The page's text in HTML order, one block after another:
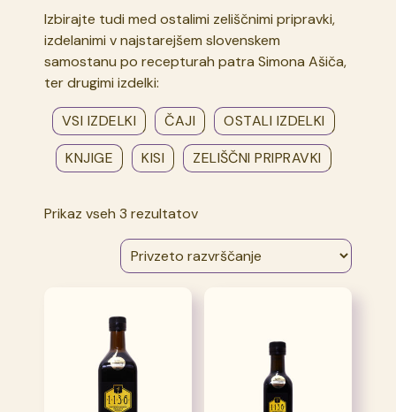
Izbirajte tudi med ostalimi zeliščnimi pripravki,
izdelanimi v najstarejšem slovenskem
samostanu po recepturah patra Simona Ašiča,
ter drugimi izdelki:
VSI IZDELKI ČAJI
OSTALI IZDELKI
KNJIGE
KISI ZELIŠČNI PRIPRAVKI
Prikaz vseh 3 rezultatov